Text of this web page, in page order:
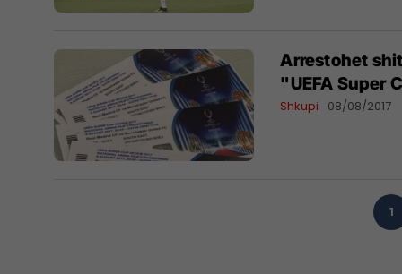
Arrestohet
"UEFA Super
Shkupi 08/08/2017
1